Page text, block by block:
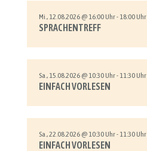
Mi., 12.08.2026 @ 16:00 Uhr - 18:00 Uhr
SPRACHENTREFF
Sa., 15.08.2026 @ 10:30 Uhr - 11:30 Uhr
EINFACH VORLESEN
Sa., 22.08.2026 @ 10:30 Uhr - 11:30 Uhr
EINFACH VORLESEN